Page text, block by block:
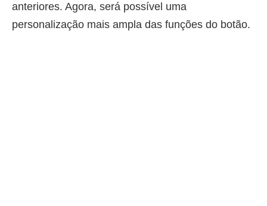
anteriores. Agora, será possível uma
personalização mais ampla das funções do botão.